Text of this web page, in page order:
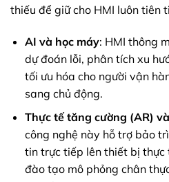
thiếu để giữ cho HMI luôn tiên
AI và học máy: HMI thông
dự đoán lỗi, phân tích xu
tối ưu hóa cho người vận
sang chủ động.
Thực tế tăng cường (AR)
công nghệ này hỗ trợ bảo
tin trực tiếp lên thiết bị thực
đào tạo mô phỏng chân